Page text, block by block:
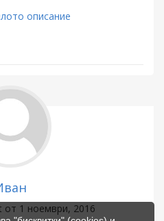
отзад
XH 20mm
мм
описание
от 1 ноември, 2016